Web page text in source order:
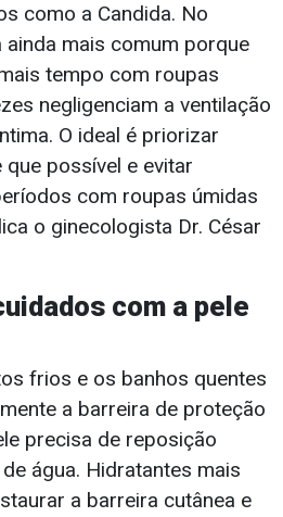
como a Candida. No
mais comum porque
tempo com roupas
negligenciam a ventilação
O ideal é priorizar
possível e evitar
com roupas úmidas
o ginecologista Dr. César
com a pele
frios e os banhos quentes
a barreira de proteção
precisa de reposição
água. Hidratantes mais
a barreira cutânea e